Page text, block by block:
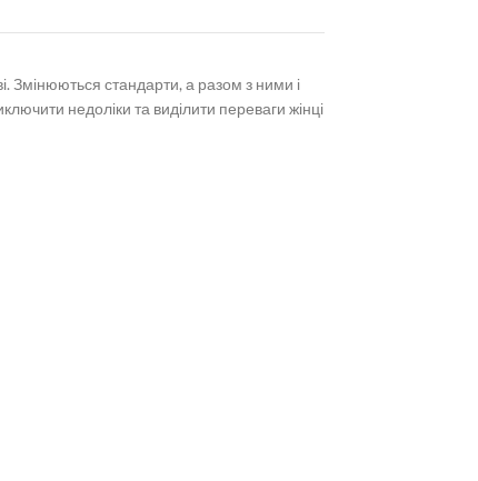
Змінюються стандарти, а разом з ними і
недоліки та виділити переваги жінці